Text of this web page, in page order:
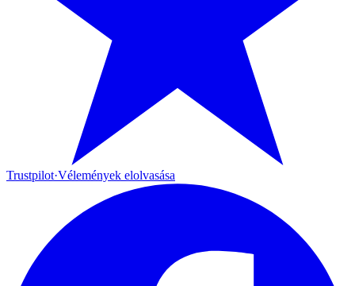
Trustpilot·Vélemények elolvasása